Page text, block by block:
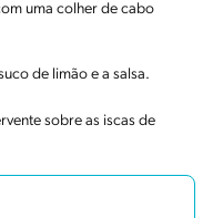
uma colher de cabo
de limão e a salsa.
sobre as iscas de